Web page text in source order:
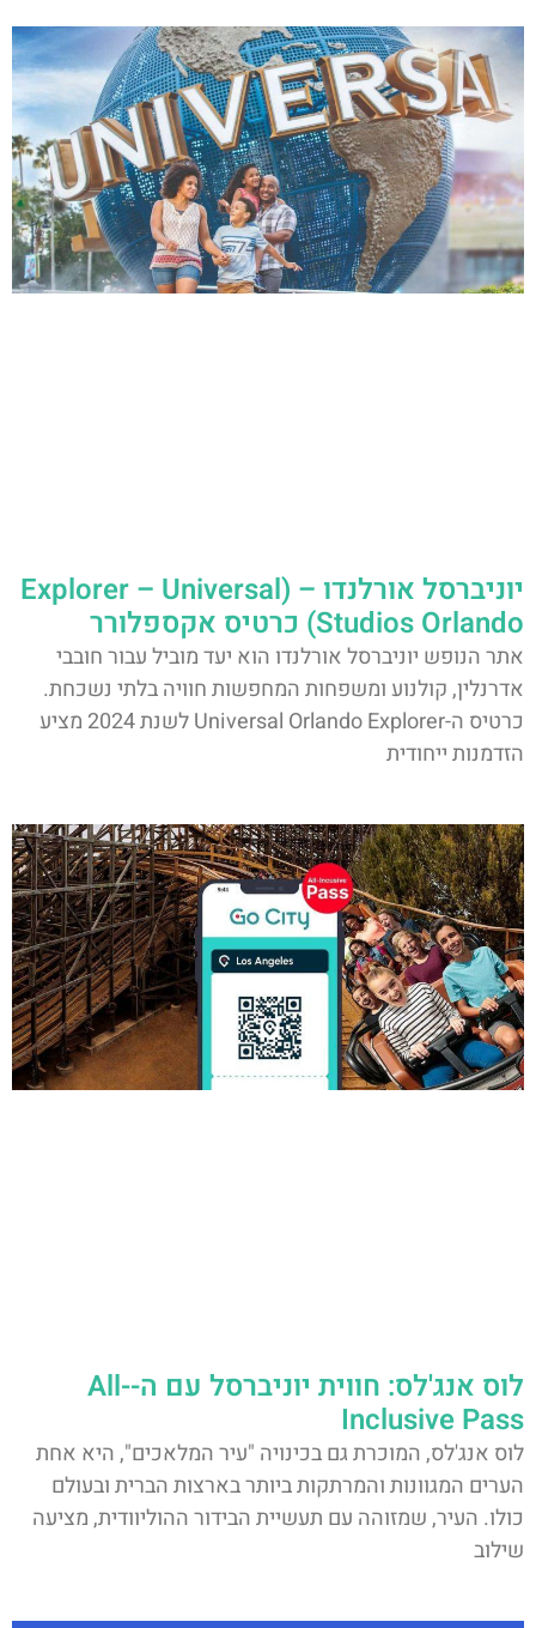
יוניברסל אורלנדו – (Explorer – Universal
Studios Orlando) כרטיס אקספלורר
אתר הנופש יוניברסל אורלנדו הוא יעד מוביל עבור חובבי
אדרנלין, קולנוע ומשפחות המחפשות חוויה בלתי נשכחת.
כרטיס ה-Universal Orlando Explorer לשנת 2024 מציע
הזדמנות ייחודית
לוס אנג'לס: חווית יוניברסל עם ה-All-
Inclusive Pass
לוס אנג'לס, המוכרת גם בכינויה "עיר המלאכים", היא אחת
הערים המגוונות והמרתקות ביותר בארצות הברית ובעולם
כולו. העיר, שמזוהה עם תעשיית הבידור ההוליוודית, מציעה
שילוב